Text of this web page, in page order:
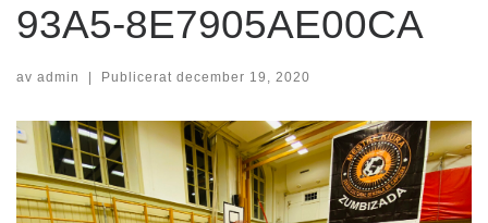
93A5-8E7905AE00CA
av admin | Publicerat december 19, 2020